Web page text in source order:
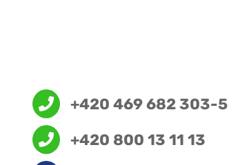
+420 469 682 303-5
+420 800 13 11 13